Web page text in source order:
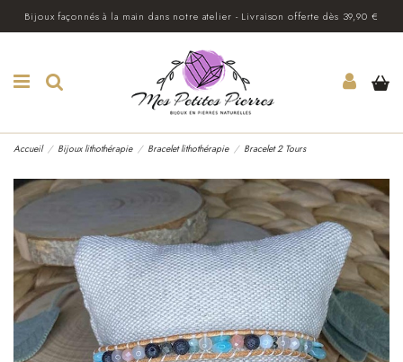
Bijoux façonnés à la main dans notre atelier - Livraison offerte dès 39,90 €
Accueil Bijoux lithothérapie Bracelet lithothérapie Bracelet 2 Tours